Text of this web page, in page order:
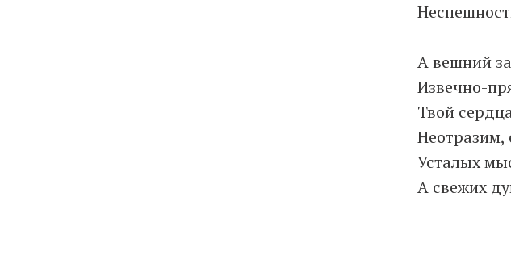
А вешний
Извечно-
Твой
Усталых
А свежих